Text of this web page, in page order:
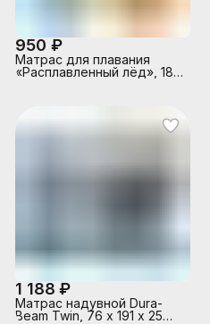
950 ₽
Матрас для плавания
«Расплавленный лёд», 188
1 188 ₽
Матрас надувной Dura-
Beam Twin, 76 х 191 х 25